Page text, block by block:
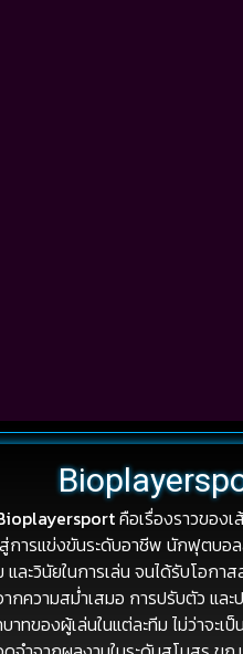
คือเรื่องราวของ
การแข่งขันระดับอาชีพ นักฟุตบ
และวินัยในการเล่น จนได้รับโอ
กความสม่ำเสมอ การปรับตัว แล
าทของผู้เล่นในแต่ละทีม ไม่ว่าจ